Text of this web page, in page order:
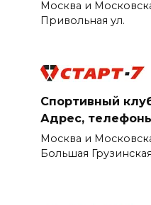
Москва и
Привольная ул.
Спортивный
Адрес,
Москва и
Большая